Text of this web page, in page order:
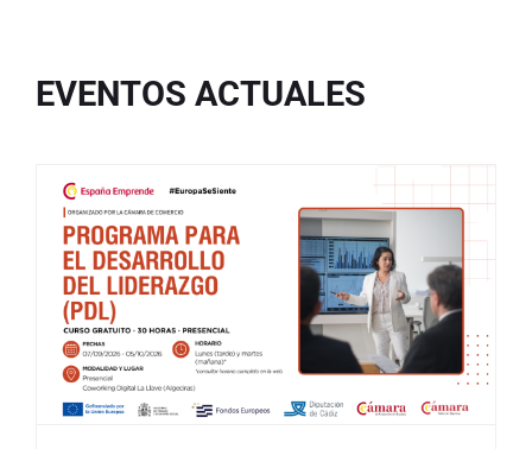
EVENTOS ACTUALES